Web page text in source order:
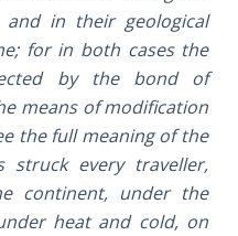
and in their geological
for in both cases the
by the bond of
means of modification
the full meaning of the
struck every traveller,
continent, under the
heat and cold, on